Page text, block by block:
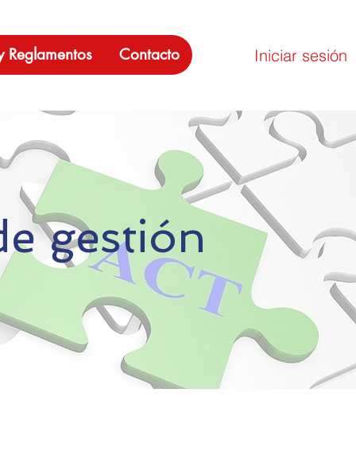
Reglamentos Contacto Iniciar sesión
gestión